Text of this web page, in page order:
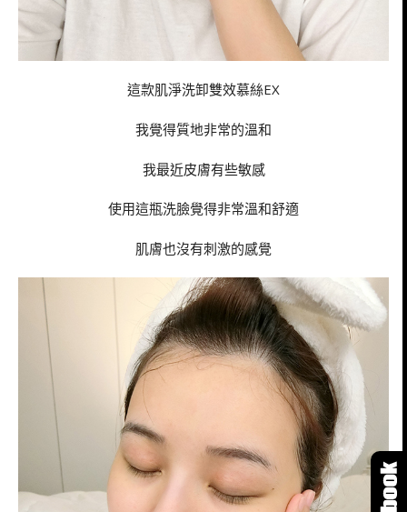
這款肌淨洗卸雙效慕絲EX
我覺得質地非常的溫和
我最近皮膚有些敏感
使用這瓶洗臉覺得非常溫和舒適
肌膚也沒有刺激的感覺